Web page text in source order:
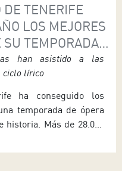
DE TENERIFE
LOS MEJORES
SU TEMPORADA
han asistido a las
ciclo lírico
ha conseguido los
temporada de ópera
Más de 28.000
ciclo lírico, que